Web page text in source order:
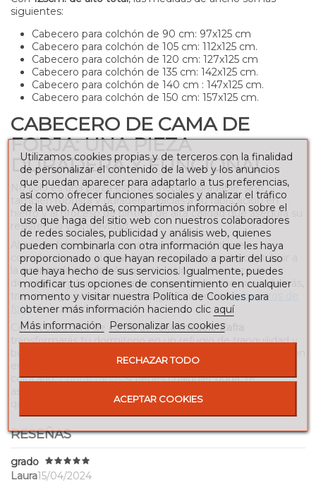
siguientes:
Cabecero para colchón de 90 cm: 97x125 cm
Cabecero para colchón de 105 cm: 112x125 cm.
Cabecero para colchón de 120 cm: 127x125 cm
Cabecero para colchón de 135 cm: 142x125 cm.
Cabecero para colchón de 140 cm : 147x125 cm.
Cabecero para colchón de 150 cm: 157x125 cm.
CABECERO DE CAMA DE
FORJA: UNA PIEZA
DURADERA Y FUNCIONAL
No solo es una pieza estéticamente agradable, sino
también robusta y duradera, gracias a su fabricación en
hierro y al proceso de pintura de alta calidad que asegura su
resistencia y longevidad.
Al ser de fabricación artesanal y poder reciclarse
completamente al final de su vida útil, permite contribuir a
laeconomía circular.Así que no solo es una pieza de
decoración y funcional para un dormitorio sino que, además,
trae consigo otros beneficios igual que otroscabeceros de
forjade nuestro catálogo.
Con el cabecero de cama de forjamodelo Zafra
transformarás tu dormitorio en un refugio de tranquilidad y
entrega a pie de calle o de portal lo tendrás listo para
colocarlo.Contáctanossi tienes cualquier duda, te
RESEÑAS
grado
Laura15/04/2024
Utilizamos cookies propias y de terceros con la finalidad
de personalizar el contenido de la web y los anuncios
que puedan aparecer para adaptarlo a tus preferencias,
así como ofrecer funciones sociales y analizar el tráfico
de la web. Además, compartimos información sobre el
uso que haga del sitio web con nuestros colaboradores
de redes sociales, publicidad y análisis web, quienes
pueden combinarla con otra información que les haya
proporcionado o que hayan recopilado a partir del uso
que haya hecho de sus servicios. Igualmente, puedes
modificar tus opciones de consentimiento en cualquier
momento y visitar nuestra Política de Cookies para
obtener más información haciendo clic aquí
Más información
Personalizar las cookies
RECHAZAR TODO
ACEPTAR COOKIES